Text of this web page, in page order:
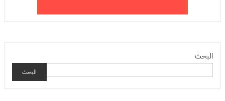
البحث
البحث